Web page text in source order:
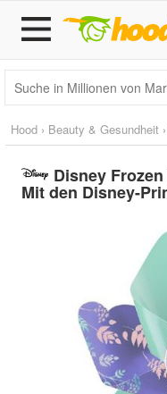
Hood › Beauty & Gesundheit ›
Disney
Mit den Disney-